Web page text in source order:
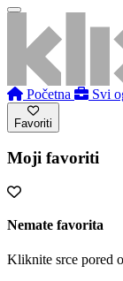
Početna Svi
Favoriti
Moji favoriti
Nemate favorita
Kliknite srce pored